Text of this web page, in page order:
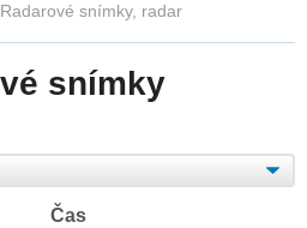
Radarové snímky, radar
snímky
Čas